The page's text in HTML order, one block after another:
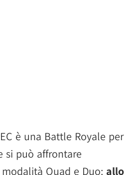
è una Battle Royale per
si può affrontare
Quad e Duo: allo